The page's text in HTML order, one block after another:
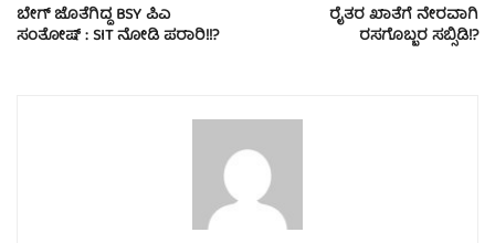
ಬೇಗ್​ ಜೊತೆಗಿದ್ದ BSY ಪಿಎ
ಸಂತೋಷ್ : SIT ನೋಡಿ ಪರಾರಿ!!?
ರೈತರ ಖಾತೆಗೆ ನೇರವಾಗಿ
ರಸಗೊಬ್ಬರ ಸಬ್ಸಿಡಿ!?